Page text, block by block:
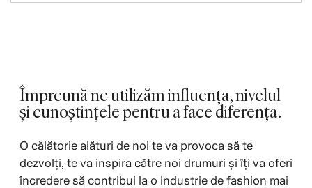
Împreună ne utilizăm influența, nivelul
și cunoștințele pentru a face diferența.
O călătorie alături de noi te va provoca să te
dezvolți, te va inspira către noi drumuri și îți va oferi
încredere să contribui la o industrie de fashion mai